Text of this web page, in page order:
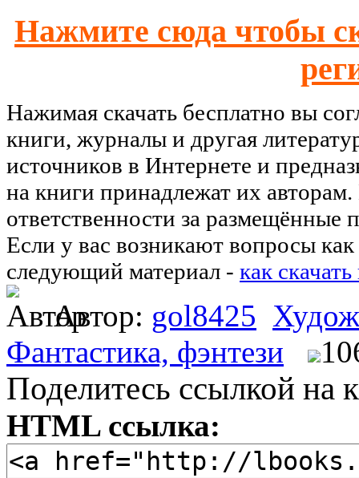
Нажмите сюда чтобы
Нажимая скачать бесплатно вы
книги, журналы и другая
источников в Интернете и
на книги принадлежат их
ответственности за размещённые
Если у вас возникают вопросы как
следующий материал - как
Автор: gol8425
Фантастика, фэнтези
Поделитесь ссылкой на
HTML ссылка: